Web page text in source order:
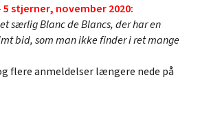
5 stjerner, november 2020:
særlig Blanc de Blancs, der har en
bid, som man ikke finder i ret mange
flere anmeldelser længere nede på